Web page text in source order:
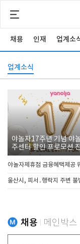
채용 인재 업계소
업계소식
야놀자17주년 기념 야
주센터 할인 프로모션
야놀자제휴점 금융혜택제공
울산시, 피서․행락지 주변
채용 메인박스